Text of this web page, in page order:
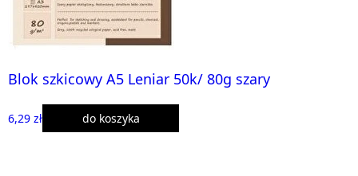
Blok szkicowy A5 Leniar 50k/ 80g szary
6,29 zł do koszyka